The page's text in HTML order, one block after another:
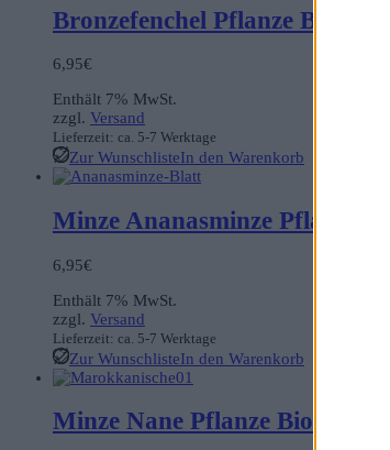
Bronzefenchel Pflanze Bio
6,95€
Enthält 7% MwSt.
zzgl. Versand
Lieferzeit: ca. 5-7 Werktage
Zur WunschlisteIn den Warenkorb
Minze Ananasminze Pflanze
6,95€
Enthält 7% MwSt.
zzgl. Versand
Lieferzeit: ca. 5-7 Werktage
Zur WunschlisteIn den Warenkorb
Minze Nane Pflanze Bio